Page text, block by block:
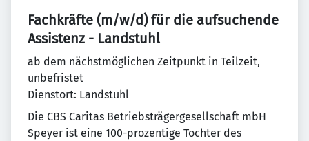
Fachkräfte (m/w/d) für die aufsuchende
Assistenz - Landstuhl
ab dem nächstmöglichen Zeitpunkt in Teilzeit,
unbefristet
Dienstort: Landstuhl
Die CBS Caritas Betriebsträgergesellschaft mbH
Speyer ist eine 100-prozentige Tochter des